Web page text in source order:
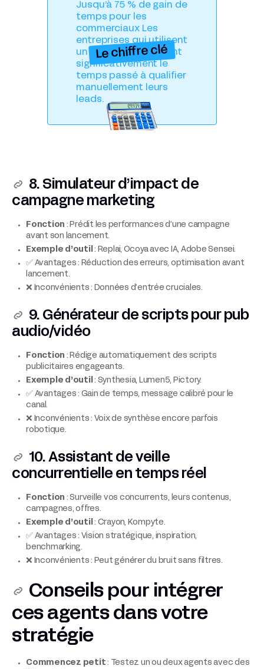
Jusqu’à 75 % de gain de
temps pour les
commerciaux Les
entreprises qui utilisent
un scoring IA réduisent
significativement le
temps passé à qualifier
manuellement leurs
leads.
Le chiffre clé
8. Simulateur d’impact de
campagne marketing
Fonction : Prédit les performances d’une campagne
avant son lancement.
Exemple d’outil : Replai, Ocoya avec IA, Adobe Sensei.
✅ Avantages : Réduction des erreurs, optimisation avant
lancement.
❌ Inconvénients : Données d’entrée cruciales.
9. Générateur de scripts pour pub
audio/vidéo
Fonction : Rédige automatiquement des scripts
publicitaires engageants.
Exemple d’outil : Synthesia, Lumen5, Pictory.
✅ Avantages : Gain de temps, message calibré pour le
canal.
❌ Inconvénients : Voix de synthèse encore parfois
robotique.
10. Assistant de veille
concurrentielle en temps réel
Fonction : Surveille vos concurrents, leurs contenus,
campagnes, offres.
Exemple d’outil : Crayon, Kompyte.
✅ Avantages : Vision stratégique, inspiration,
benchmarking.
❌ Inconvénients : Peut générer du bruit sans filtres.
Conseils pour intégrer
ces agents dans votre
stratégie
Commencez petit : Testez un ou deux agents avec des